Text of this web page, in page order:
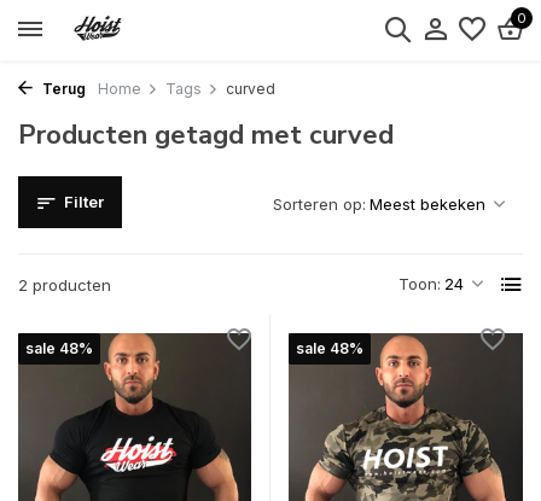
0
Terug Home Tags curved
Producten getagd met curved
Filter
2 producten Toon:
Sorteren op:
sale 48% sale 48%